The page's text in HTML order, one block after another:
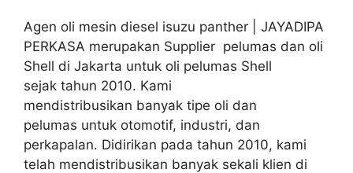
Agen oli mesin diesel isuzu panther | JAYADIPA
PERKASA merupakan Supplier pelumas dan oli
Shell di Jakarta untuk oli pelumas Shell
sejak tahun 2010. Kami
mendistribusikan banyak tipe oli dan
pelumas untuk otomotif, industri, dan
perkapalan. Didirikan pada tahun 2010, kami
telah mendistribusikan banyak sekali klien di